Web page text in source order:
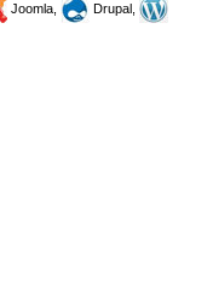
Joomla,
Drupal,